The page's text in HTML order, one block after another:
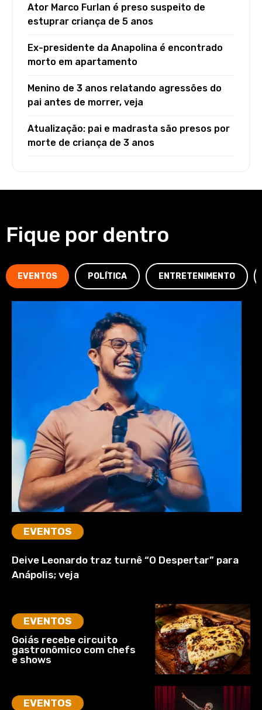
Ator Marco Furlan é preso suspeito de
estuprar criança de 5 anos
Ex-presidente da Anapolina é encontrado
morto em apartamento
Menino de 3 anos relatando agressões do
pai antes de morrer, veja
Atualização: pai e madrasta são presos por
morte de criança de 3 anos
Fique por dentro
EVENTOS POLÍTICA ENTRETENIMENTO
EVENTOS
Deive Leonardo traz turnê “O Despertar” para
Anápolis; veja
EVENTOS
Goiás recebe circuito
gastronômico com chefs
e shows
EVENTOS